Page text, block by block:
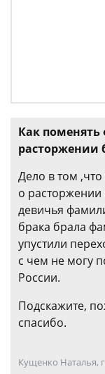
Как
расторжении
Дело в том ,что
о расторжении
девичья
брака брала
упустили
с чем не могу
России.
Подскажите,
спасибо.
Кущенко Наталья,